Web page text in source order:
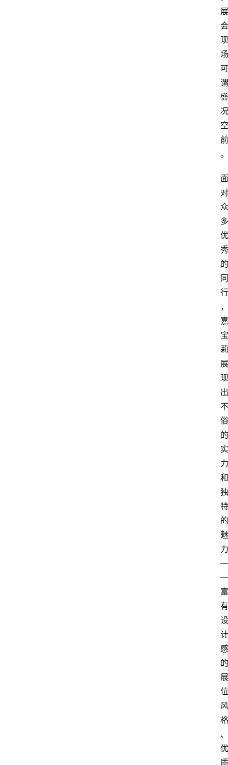
展
会
现
场
可
谓
盛
况
空
前
。
面
对
众
多
优
秀
的
同
行
，
嘉
宝
莉
展
现
出
不
俗
的
实
力
和
独
特
的
魅
力
—
—
富
有
设
计
感
的
展
位
风
格
、
优
质